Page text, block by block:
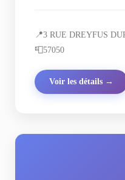
📍3 RUE DREYFUS
📮57050
Voir les détails →